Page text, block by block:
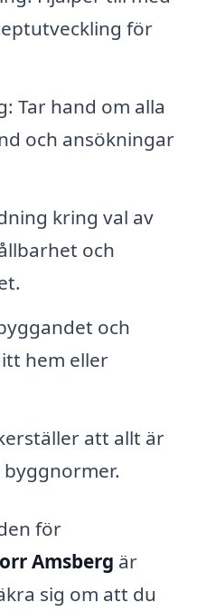
för
Tar hand om alla
och ansökningar
kring val av
och
och
hem eller
att allt är
för
Amsberg är
sig om att du